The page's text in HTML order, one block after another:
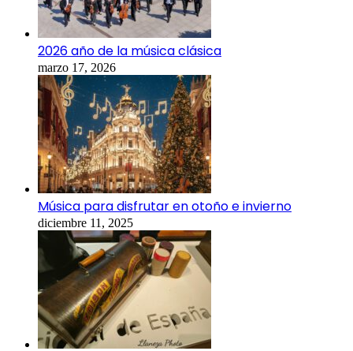
2026 año de la música clásica
marzo 17, 2026
Música para disfrutar en otoño e invierno
diciembre 11, 2025